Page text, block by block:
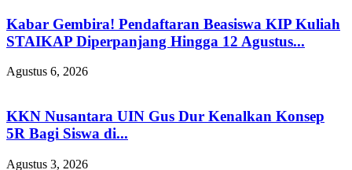
Kabar Gembira! Pendaftaran Beasiswa KIP Kuliah
STAIKAP Diperpanjang Hingga 12 Agustus...
Agustus 6, 2026
KKN Nusantara UIN Gus Dur Kenalkan Konsep
5R Bagi Siswa di...
Agustus 3, 2026